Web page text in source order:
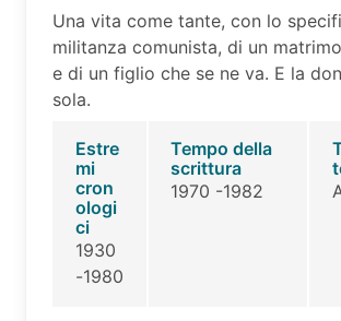
Una vita come tante, con lo
militanza comunista, di un
e di un figlio che se ne va. E la
sola.
Estre
mi
cron
ologi
ci
1930
-1980
Tempo della
scrittura
1970 -1982